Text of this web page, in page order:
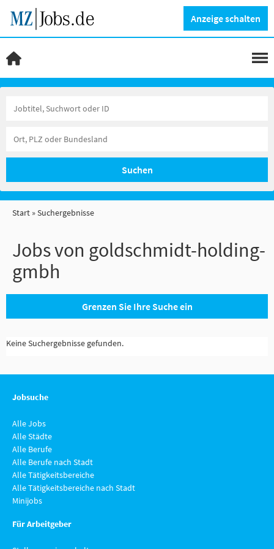
Anzeige schalten
Suchen
Start Suchergebnisse
Jobs von goldschmidt-holding-
gmbh
Grenzen Sie Ihre Suche ein
Keine Suchergebnisse gefunden.
Jobsuche
Alle Jobs
Alle Städte
Alle Berufe
Alle Berufe nach Stadt
Alle Tätigkeitsbereiche
Alle Tätigkeitsbereiche nach Stadt
Minijobs
Für Arbeitgeber